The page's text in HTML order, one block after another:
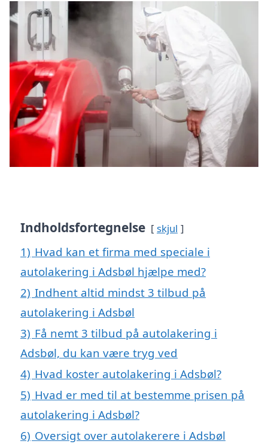
Indholdsfortegnelse skjul
1) Hvad kan et firma med speciale i
autolakering i Adsbøl hjælpe med?
2) Indhent altid mindst 3 tilbud på
autolakering i Adsbøl
3) Få nemt 3 tilbud på autolakering i
Adsbøl, du kan være tryg ved
4) Hvad koster autolakering i Adsbøl?
5) Hvad er med til at bestemme prisen på
autolakering i Adsbøl?
6) Oversigt over autolakerere i Adsbøl